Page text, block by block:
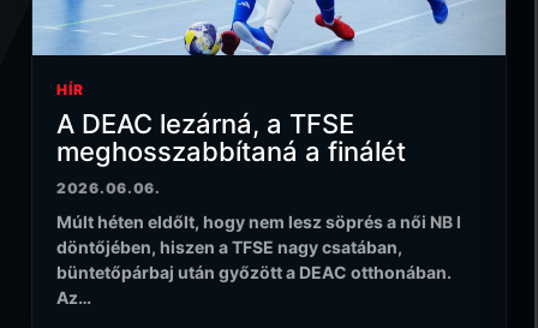
HÍR
A DEAC lezárná, a TFSE
meghosszabbítaná a finálét
2026.06.06.
Múlt héten eldőlt, hogy nem lesz söprés a női NB I
döntőjében, hiszen a TFSE nagy csatában,
büntetőpárbaj után győzött a DEAC otthonában.
Az…